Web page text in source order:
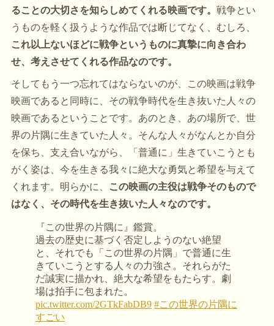
ることの大切さを知らしめてくれる映画です。戦争とい
うものを軽く扱うような作品では断じてなく、むしろ、
これ以上ないほどに戦争というものに真摯に向き合わ
せ、考えさせてくれる作品なのです。
そしてもう一つ忘れてはならないのが、この映画は戦争
映画であると同時に、その戦争時代を生き抜いた人々の
映画であるということです。あのとき、あの場所で、世
界の片隅に生きていた人々。そんな人々がなんとか自分
を保ち、支え合いながら、「普通に」生きていこうとも
がく姿は、今を生きる我々に絶大な勇気と希望を与えて
くれます。明らかに、 この映画の主役は戦争そのもので
はなく、その時代を生き抜いた人々なのです。